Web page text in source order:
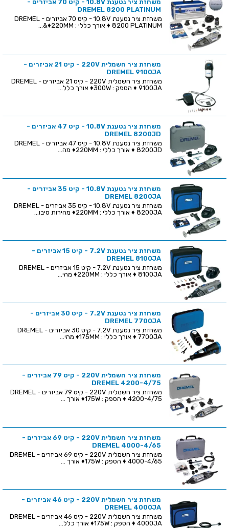
משחזת ציר נטענת 10.8V - קיט 70 אביזרים -
DREMEL 8200 PLATINUM
משחזת ציר נטענת 10.8V - קיט 70 אביזרים - DREMEL
8200 PLATINUM ♦ אורך כללי : 220MM♦&...
משחזת ציר חשמלית 220V - קיט 21 אביזרים -
DREMEL 9100JA
משחזת ציר חשמלית 220V - קיט 21 אביזרים - DREMEL
9100JA ♦ הספק : 300W♦ אורך כלל...
משחזת ציר נטענת 10.8V - קיט 47 אביזרים -
DREMEL 8200JD
משחזת ציר נטענת 10.8V - קיט 47 אביזרים - DREMEL
8200JD ♦ אורך כללי : 220MM♦ מה...
משחזת ציר נטענת 10.8V - קיט 35 אביזרים -
DREMEL 8200JA
משחזת ציר נטענת 10.8V - קיט 35 אביזרים - DREMEL
8200JA ♦ אורך כללי : 220MM♦ מהירות סיבו...
משחזת ציר נטענת 7.2V - קיט 15 אביזרים -
DREMEL 8100JA
משחזת ציר נטענת 7.2V - קיט 15 אביזרים - DREMEL
8100JA ♦ אורך כללי : 220MM♦ מהי...
משחזת ציר נטענת 7.2V - קיט 30 אביזרים -
DREMEL 7700JA
משחזת ציר נטענת 7.2V - קיט 30 אביזרים - DREMEL
7700JA ♦ אורך כללי : 175MM♦ מהי...
משחזת ציר חשמלית 220V - קיט 79 אביזרים -
DREMEL 4200-4/75
משחזת ציר חשמלית 220V - קיט 79 אביזרים - DREMEL
4200-4/75 ♦ הספק : 175W♦ אורך ...
משחזת ציר חשמלית 220V - קיט 69 אביזרים -
DREMEL 4000-4/65
משחזת ציר חשמלית 220V - קיט 69 אביזרים - DREMEL
4000-4/65 ♦ הספק : 175W♦ אורך ...
משחזת ציר חשמלית 220V - קיט 46 אביזרים -
DREMEL 4000JA
משחזת ציר חשמלית 220V - קיט 46 אביזרים - DREMEL
4000JA ♦ הספק : 175W♦ אורך כלל...